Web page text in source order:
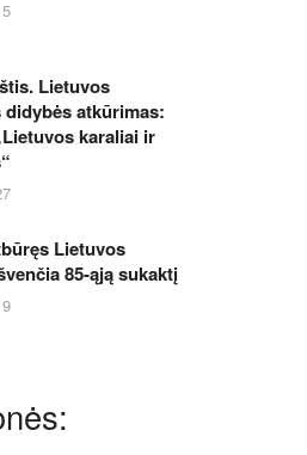
Lietuvos
atkūrimas:
karaliai ir
Lietuvos
85-ąją sukaktį